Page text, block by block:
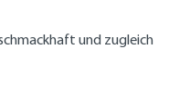
und zugleich